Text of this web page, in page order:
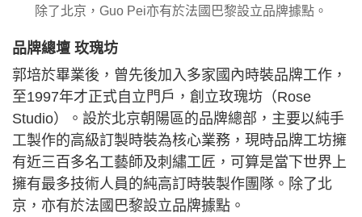
除了北京，Guo Pei亦有於法國巴黎設立品牌據點。
品牌總壇 玫瑰坊
郭培於畢業後，曾先後加入多家國內時裝品牌工作，
至1997年才正式自立門戶，創立玫瑰坊（Rose
Studio）。設於北京朝陽區的品牌總部，主要以純手
工製作的高級訂製時裝為核心業務，現時品牌工坊擁
有近三百多名工藝師及刺繡工匠，可算是當下世界上
擁有最多技術人員的純高訂時裝製作團隊。除了北
京，亦有於法國巴黎設立品牌據點。